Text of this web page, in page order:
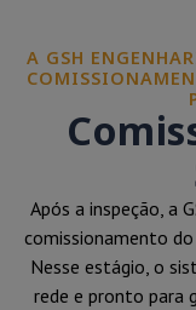
A GSH
Após a inspeção, a
comissionamento
Nesse estágio, o
rede e pronto para